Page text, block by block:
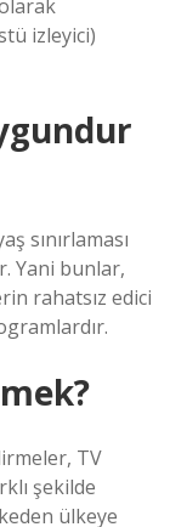
izleyici)
sınırlaması
Yani bunlar,
rahatsız edici
TV
şekilde
ülkeye